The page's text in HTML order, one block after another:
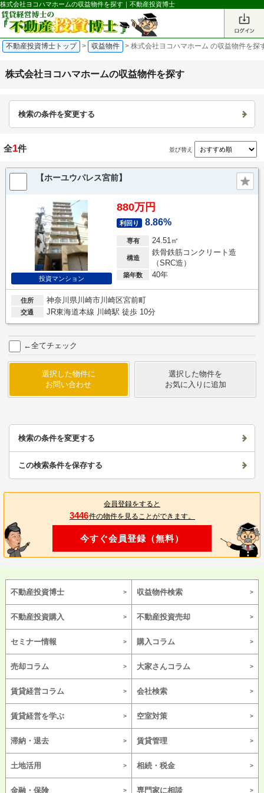
株式会社ヨコハマホームの収益物件を探す｜不動産投資博士
不動産投資博士トップ > 収益物件 > 株式会社ヨコハマホーム の収益物件を探
株式会社ヨコハマホームの収益物件を探す
検索の条件を変更する
全1件 並び替え
【ホーユウパレス宮前】
投資マンション
880万円
利回り 8.86%
専有 24.51㎡
構造
鉄骨鉄筋コンクリート造
（SRC造）
築年数 40年
住所 神奈川県川崎市川崎区宮前町
交通 JR東海道本線 川崎駅 徒歩 10分
←全てチェック
選択した物件に
お問い合わせ
選択した物件を
お気に入りに追加
検索の条件を変更する
この検索条件を保存する
会員登録をすると
3446件の物件を見ることができます。
今すぐ会員登録（無料）
不動産投資博士 収益物件検索
不動産投資購入 不動産投資売却
セミナー情報 購入コラム
売却コラム 大家さんコラム
賃貸経営コラム 会社検索
賃貸経営を学ぶ 空室対策
滞納・退去 賃貸管理
土地活用 相続・税金
金融・保険 専門家に相談